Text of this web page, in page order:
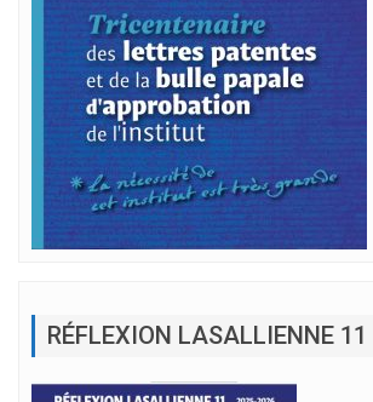
RÉFLEXION LASALLIENNE 11